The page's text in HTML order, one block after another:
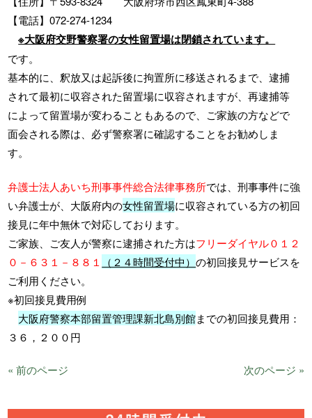
【電話】072-274-1234
※大阪府交野警察署の女性留置場は閉鎖されています。
です。
基本的に、釈放又は起訴後に拘置所に移送されるまで、逮捕
されて最初に収容された留置場に収容されますが、再逮捕等
によって留置場が変わることもあるので、ご家族の方などで
面会される際は、必ず警察署に確認することをお勧めしま
す。
弁護士法人あいち刑事事件総合法律事務所では、刑事事件に強
い弁護士が、大阪府内の女性留置場に収容されている方の初回
接見に年中無休で対応しております。
ご家族、ご友人が警察に逮捕された方はフリーダイヤル０１２
０－６３１－８８１
（２４時間受付中）の初回接見サービスを
ご利用ください。
※初回接見費用例
大阪府警察本部留置管理課新北島別館までの初回接見費用：
３６，２００円
« 前のページ 次のページ »